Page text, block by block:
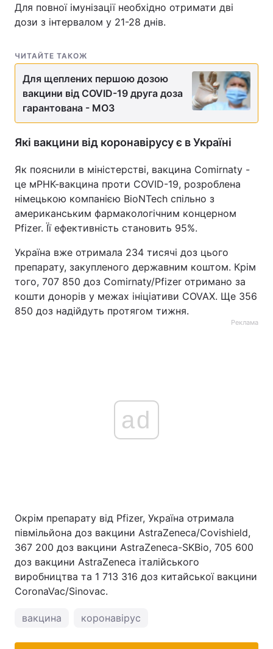
Тема оформлення
Для повної імунізації необхідно отримати дві
дози з інтервалом у 21-28 днів.
ЧИТАЙТЕ ТАКОЖ
Для щеплених першою дозою
вакцини від COVID-19 друга доза
гарантована - МОЗ
Які вакцини від коронавірусу є в Україні
Як пояснили в міністерстві, вакцина Comirnaty -
це мРНК-вакцина проти COVID-19, розроблена
німецькою компанією BioNTech спільно з
американським фармакологічним концерном
Pfizer. Її ефективність становить 95%.
Україна вже отримала 234 тисячі доз цього
препарату, закупленого державним коштом. Крім
того, 707 850 доз Comirnaty/Pfizer отримано за
кошти донорів у межах ініціативи COVAX. Ще 356
850 доз надійдуть протягом тижня.
Реклама
ad
Окрім препарату від Pfizer, Україна отримала
півмільйона доз вакцини AstraZeneca/Covishield,
367 200 доз вакцини AstraZeneca-SKBio, 705 600
доз вакцини AstraZeneca італійського
виробництва та 1 713 316 доз китайської вакцини
CoronaVac/Sinovac.
вакцина коронавірус